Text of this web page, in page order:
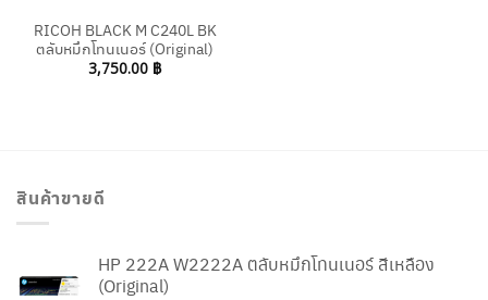
RICOH BLACK M C240L BK
ตลับหมึกโทนเนอร์ (Original)
3,750.00 ฿
สินค้าขายดี
HP 222A W2222A ตลับหมึกโทนเนอร์ สีเหลือง
(Original)